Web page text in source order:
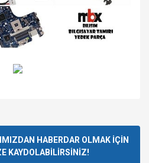
Yaz
ederiz.
HABERDAR OLMAK İÇİN
KAYDOLABİLİRSİNİZ!